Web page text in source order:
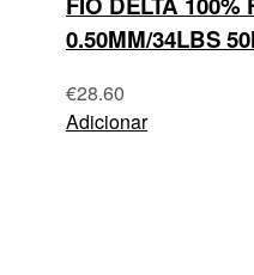
0.50MM/34LBS
€28.60
Adicionar